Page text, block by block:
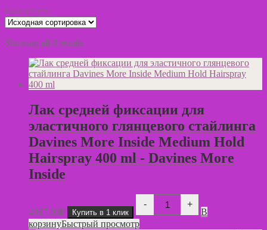
Развернуть
Showing all 8 results
Лак средней фиксации для
эластичного глянцевого стайлинга
Davines More Inside Medium Hold
Hairspray 400 ml - Davines More
Inside
4017,00₽ Купить в 1 клик
-
Количество
товара
Лак
+
В
корзинуБыстрый просмотр